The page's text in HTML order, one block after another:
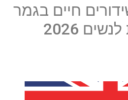
חיים בגמר
ליגת האלופות לנשים 2026